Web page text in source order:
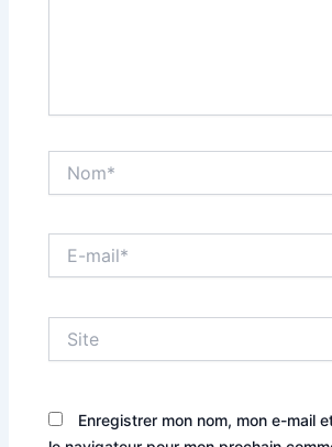
mail*
Enregistrer mon nom, mon e-mail